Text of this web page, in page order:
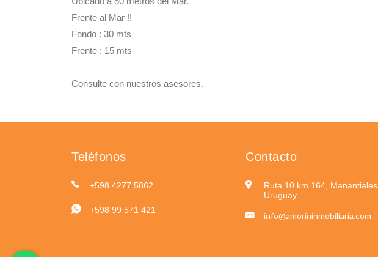
Frente al Mar !!
Fondo : 30 mts
Frente : 15 mts
Consulte con nuestros asesores.
Teléfonos
+598 4277 5862
+598 99 571 421
Contacto
Ruta 10 km 164, Manantiales ,
Uruguay
info@amorininmobiliaria.com